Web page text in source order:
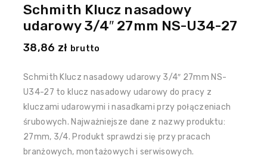
Schmith Klucz nasadowy
udarowy 3/4″ 27mm NS-U34-27
38,86 zł brutto
Schmith Klucz nasadowy udarowy 3/4″ 27mm NS-
U34-27 to klucz nasadowy udarowy do pracy z
kluczami udarowymi i nasadkami przy połączeniach
śrubowych. Najważniejsze dane z nazwy produktu:
27mm, 3/4. Produkt sprawdzi się przy pracach
branżowych, montażowych i serwisowych.